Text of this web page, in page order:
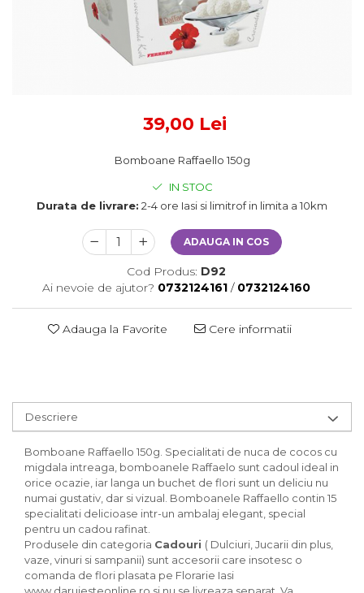
39,00 Lei
Bomboane Raffaello 150g
IN STOC
Durata de livrare: 2-4 ore Iasi si limitrof in limita a 10km
ADAUGA IN COS
Cod Produs: D92
Ai nevoie de ajutor? 0732124161 / 0732124160
Adauga la Favorite Cere informatii
Descriere
Bomboane Raffaello 150g. Specialitati de nuca de cocos cu
migdala intreaga, bomboanele Raffaelo sunt cadoul ideal in
orice ocazie, iar langa un buchet de flori sunt un deliciu nu
numai gustativ, dar si vizual. Bomboanele Raffaello contin 15
specialitati delicioase intr-un ambalaj elegant, special
pentru un cadou rafinat.
Produsele din categoria Cadouri ( Dulciuri, Jucarii din plus,
vaze, vinuri si sampanii) sunt accesorii care insotesc o
comanda de flori plasata pe Florarie Iasi
www.daruiesteonline.ro si nu se livreaza separat. Va